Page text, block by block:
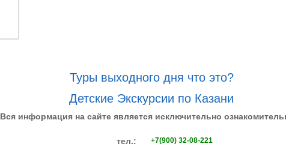
Туры выходного дня что это?
Детские Экскурсии по Казани
Вся информация на сайте является исключительно
тел.: +7(900) 32-08-221